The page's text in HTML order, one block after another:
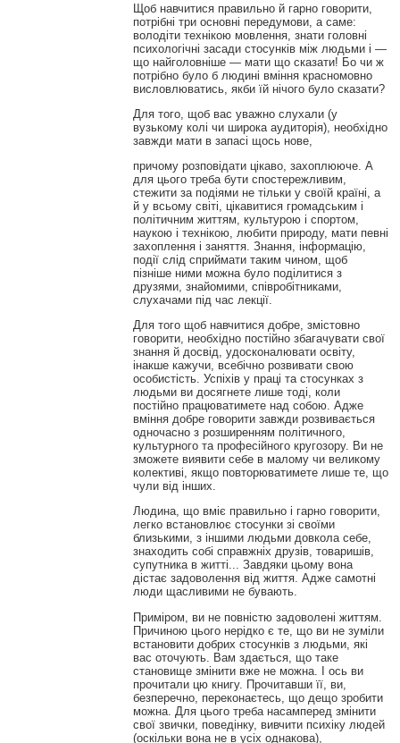
Щоб навчитися правильно й гарно говорити,
потрібні три основні передумови, а саме:
володіти технікою мовлення, знати головні
психологічні засади стосунків між людьми і —
що найголовніше — мати що сказати! Бо чи ж
потрібно було б людині вміння красномовно
висловлюватись, якби їй нічого було сказати?
Для того, щоб вас уважно слухали (у
вузькому колі чи широка аудиторія), необхідно
завжди мати в запасі щось нове,
причому розповідати цікаво, захоплююче. А
для цього треба бути спостережливим,
стежити за подіями не тільки у своїй країні, а
й у всьому світі, цікавитися громадським і
політичним життям, культурою і спортом,
наукою і технікою, любити природу, мати певні
захоплення і заняття. Знання, інформацію,
події слід сприймати таким чином, щоб
пізніше ними можна було поділитися з
друзями, знайомими, співробітниками,
слухачами під час лекції.
Для того щоб навчитися добре, змістовно
говорити, необхідно постійно збагачувати свої
знання й досвід, удосконалювати освіту,
інакше кажучи, всебічно розвивати свою
особистість. Успіхів у праці та стосунках з
людьми ви досягнете лише тоді, коли
постійно працюватимете над собою. Адже
вміння добре говорити завжди розвивається
одночасно з розширенням політичного,
культурного та професійного кругозору. Ви не
зможете виявити себе в малому чи великому
колективі, якщо повторюватимете лише те, що
чули від інших.
Людина, що вміє правильно і гарно говорити,
легко встановлює стосунки зі своїми
близькими, з іншими людьми довкола себе,
знаходить собі справжніх друзів, товаришів,
супутника в житті... Завдяки цьому вона
дістає задоволення від життя. Адже самотні
люди щасливими не бувають.
Приміром, ви не повністю задоволені життям.
Причиною цього нерідко є те, що ви не зуміли
встановити добрих стосунків з людьми, які
вас оточують. Вам здається, що таке
становище змінити вже не можна. І ось ви
прочитали цю книгу. Прочитавши її, ви,
безперечно, переконаєтесь, що дещо зробити
можна. Для цього треба насамперед змінити
свої звички, поведінку, вивчити психіку людей
(оскільки вона не в усіх однакова),